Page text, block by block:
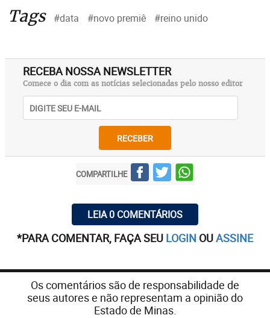
Tags #data #novo premiê #reino unido
RECEBA NOSSA NEWSLETTER
Comece o dia com as notícias selecionadas pelo nosso editor
RECEBER
COMPARTILHE
LEIA 0 COMENTÁRIOS
*PARA COMENTAR, FAÇA SEU LOGIN OUASSINE
Os comentários são de responsabilidade de
seus autores e não representam a opinião do
Estado de Minas.